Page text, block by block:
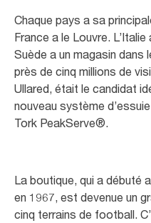
Chaque pays a sa
France a le Louvre.
Suède a un magasin dans
près de cinq millions de
Ullared, était le candidat
nouveau système
Tork PeakServe®.
La boutique, qui a débuté
en 1967, est devenue un
cinq terrains de football.